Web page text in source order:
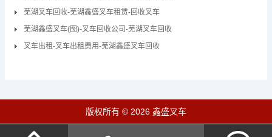
芜湖叉车回收-芜湖鑫盛叉车租赁-回收叉车
芜湖鑫盛叉车(图)-叉车回收公司-芜湖叉车回收
叉车出租-叉车出租费用-芜湖鑫盛叉车回收
版权所有 © 2026 鑫盛叉车